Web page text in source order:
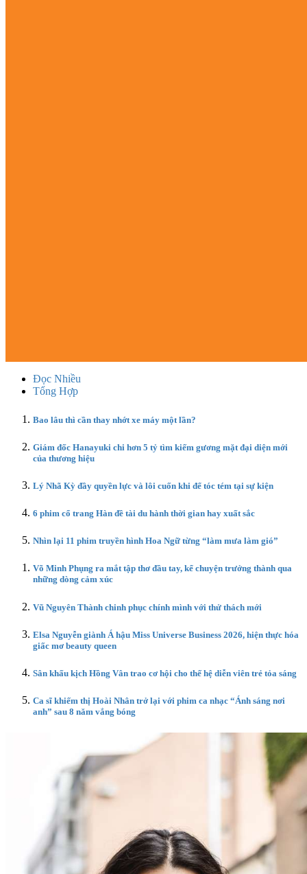
Đọc Nhiều
Tổng Hợp
Bao lâu thì cần thay nhớt xe máy một lần?
Giám đốc Hanayuki chi hơn 5 tỷ tìm kiếm gương mặt đại diện mới
của thương hiệu
Lý Nhã Kỳ đầy quyền lực và lôi cuốn khi để tóc tém tại sự kiện
6 phim cổ trang Hàn đề tài du hành thời gian hay xuất sắc
Nhìn lại 11 phim truyền hình Hoa Ngữ từng “làm mưa làm gió”
Võ Minh Phụng ra mắt tập thơ đầu tay, kể chuyện trưởng thành qua
những dòng cảm xúc
Vũ Nguyên Thành chinh phục chính mình với thử thách mới
Elsa Nguyễn giành Á hậu Miss Universe Business 2026, hiện thực hóa
giấc mơ beauty queen
Sân khấu kịch Hồng Vân trao cơ hội cho thế hệ diễn viên trẻ tỏa sáng
Ca sĩ khiếm thị Hoài Nhân trở lại với phim ca nhạc “Ánh sáng nơi
anh” sau 8 năm vắng bóng